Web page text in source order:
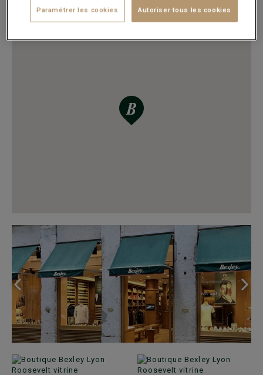
Trench, manteau, blousons, doudounes
Maroquinerie, accessoires mode
Paramétrer les cookies Autoriser tous les cookies